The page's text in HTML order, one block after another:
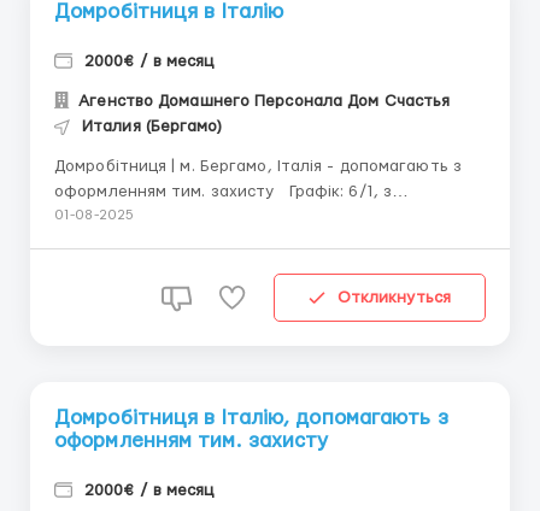
Домробітниця в Італію
2000€ / в месяц
Агенство Домашнего Персонала Дом Счастья
Италия (Бергамо)
Домробітниця | м. Бергамо, Італія - допомагають з
оформленням тим. захисту Графік: 6/1, з
проживанням у родині Склад родини: подружжя з
прасування ...
01-08-2025
Откликнуться
Домробітниця в Італію, допомагають з
оформленням тим. захисту
2000€ / в месяц